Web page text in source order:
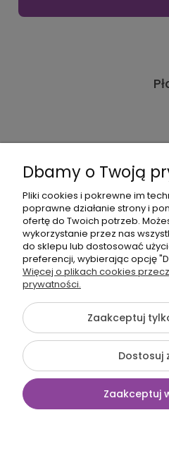
Sklep dla dzieci - nazwa
Baby Shower Katarzyna
ul. Belgradzka 14
02-793 Warszawa, Polska
NIP: 526-230-67-54
©2026 Wszelkie Prawa
Szablon Flex by
Dbamy o Twoją
Pliki cookies i pokrewne im
poprawne działanie strony i
ofertę do Twoich potrzeb.
wykorzystanie przez nas
do sklepu lub dostosować
preferencji, wybierając opcję
Więcej o plikach cookies
prywatności.
Zaakceptuj
Dostosuj
Zaakceptuj